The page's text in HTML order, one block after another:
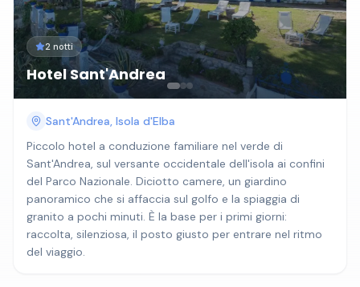
2 notti
Hotel Sant'Andrea
Sant'Andrea, Isola d'Elba
Piccolo hotel a conduzione familiare nel verde di
Sant'Andrea, sul versante occidentale dell'isola ai confini
del Parco Nazionale. Diciotto camere, un giardino
panoramico che si affaccia sul golfo e la spiaggia di
granito a pochi minuti. È la base per i primi giorni:
raccolta, silenziosa, il posto giusto per entrare nel ritmo
del viaggio.